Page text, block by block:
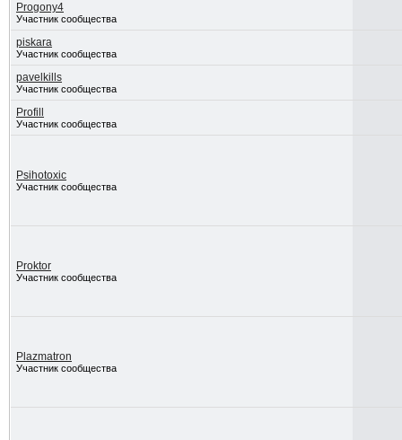
Progony4
Участник сообщества
piskara
Участник сообщества
pavelkills
Участник сообщества
Profill
Участник сообщества
Psihotoxic
Участник сообщества
Proktor
Участник сообщества
Plazmatron
Участник сообщества